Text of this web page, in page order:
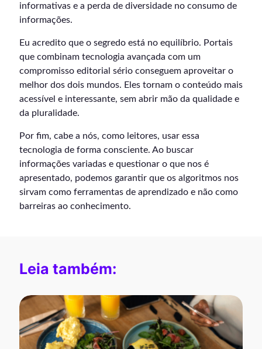
informativas e a perda de diversidade no consumo de
informações.
Eu acredito que o segredo está no equilíbrio. Portais
que combinam tecnologia avançada com um
compromisso editorial sério conseguem aproveitar o
melhor dos dois mundos. Eles tornam o conteúdo mais
acessível e interessante, sem abrir mão da qualidade e
da pluralidade.
Por fim, cabe a nós, como leitores, usar essa
tecnologia de forma consciente. Ao buscar
informações variadas e questionar o que nos é
apresentado, podemos garantir que os algoritmos nos
sirvam como ferramentas de aprendizado e não como
barreiras ao conhecimento.
Leia também: